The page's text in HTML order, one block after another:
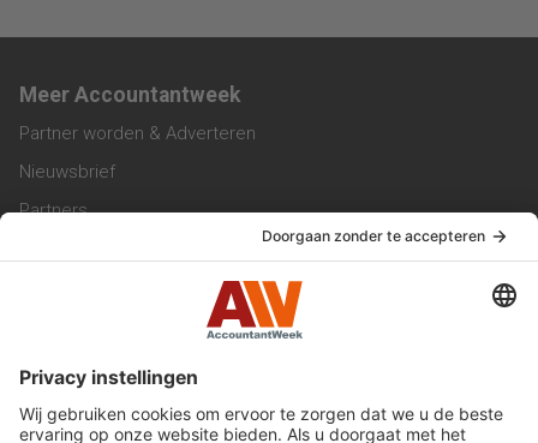
Meer Accountantweek
Partner worden & Adverteren
Nieuwsbrief
Partners
Werken bij ons